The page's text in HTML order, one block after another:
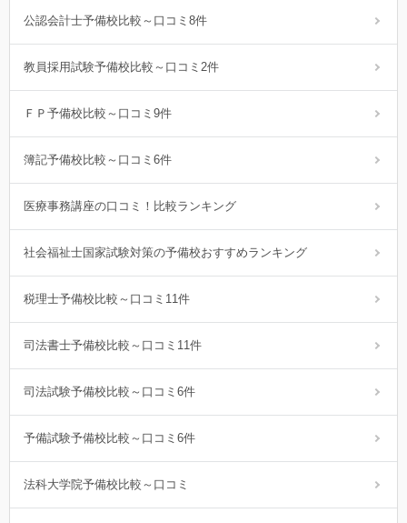
公認会計士予備校比較～口コミ8件
教員採用試験予備校比較～口コミ2件
ＦＰ予備校比較～口コミ9件
簿記予備校比較～口コミ6件
医療事務講座の口コミ！比較ランキング
社会福祉士国家試験対策の予備校おすすめランキング
税理士予備校比較～口コミ11件
司法書士予備校比較～口コミ11件
司法試験予備校比較～口コミ6件
予備試験予備校比較～口コミ6件
法科大学院予備校比較～口コミ